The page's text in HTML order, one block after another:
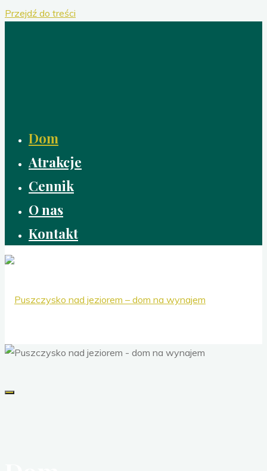
Przejdź do treści
Dom
Atrakcje
Cennik
O nas
Kontakt